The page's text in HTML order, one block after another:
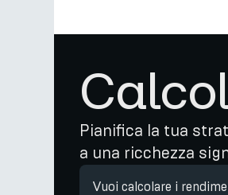
PARK Token
Risorse
Azienda
Pianifica la tua
a una ricchezza
Vuoi calcolare i